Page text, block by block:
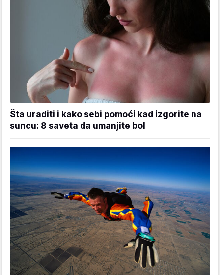
Šta uraditi i kako sebi pomoći kad izgorite na
suncu: 8 saveta da umanjite bol